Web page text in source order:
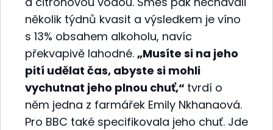
několik týdnů kvasit a výsledkem je víno
s 13% obsahem alkoholu, navíc
překvapivě lahodné. „Musíte si na jeho
pití udělat čas, abyste si mohli
vychutnat jeho plnou chuť,“ tvrdí o
něm jedna z farmářek Emily Nkhanaová.
Pro BBC také specifikovala jeho chuť. Jde